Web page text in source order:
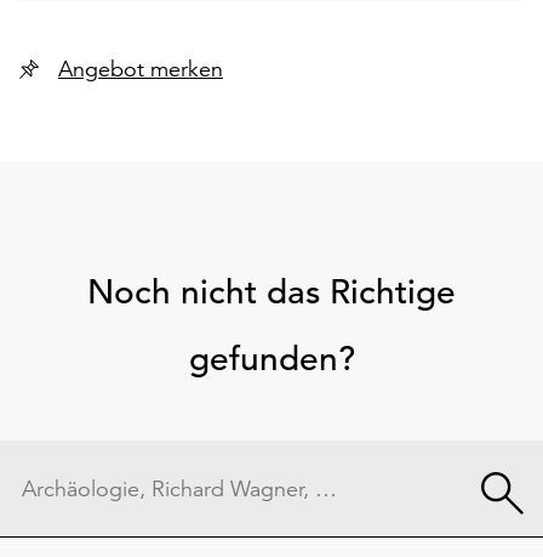
Angebot merken
Noch nicht das Richtige
gefunden?